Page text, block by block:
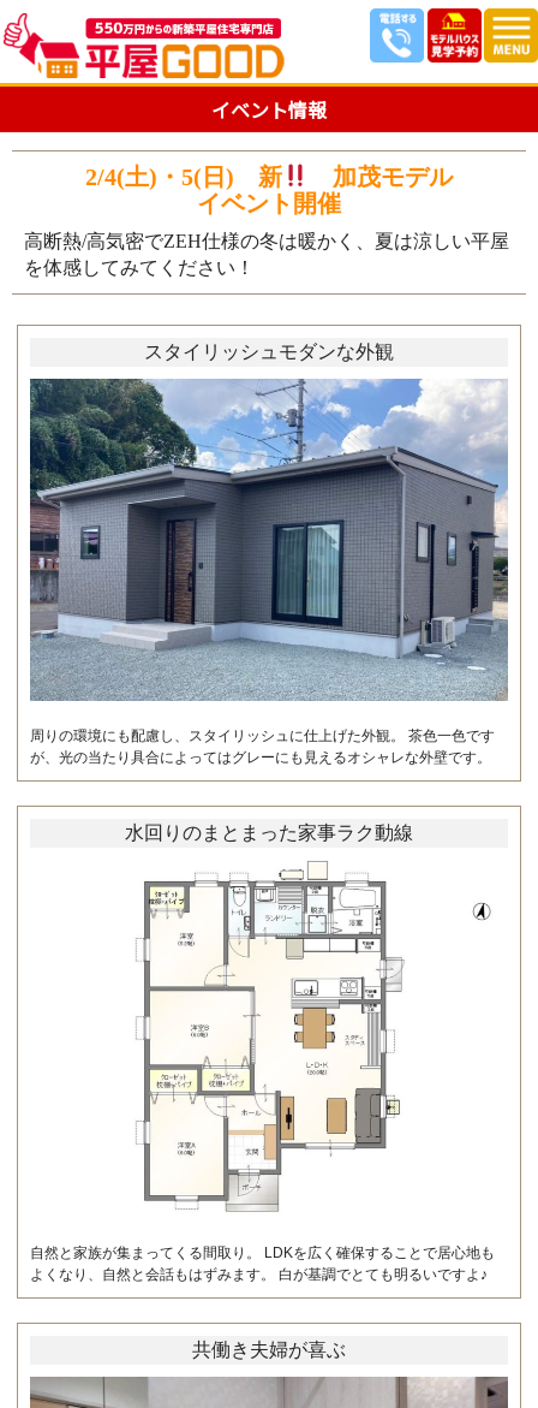
イベント情報
2/4(土)・5(日) 新
加茂モデル
イベント開催
高断熱/高気密でZEH仕様の冬は暖かく、夏は涼しい平屋
を体感してみてください！
スタイリッシュモダンな外観
周りの環境にも配慮し、スタイリッシュに仕上げた外観。 茶色一色です
が、光の当たり具合によってはグレーにも見えるオシャレな外壁です。
水回りのまとまった家事ラク動線
自然と家族が集まってくる間取り。 LDKを広く確保することで居心地も
よくなり、自然と会話もはずみます。 白が基調でとても明るいですよ♪
共働き夫婦が喜ぶ